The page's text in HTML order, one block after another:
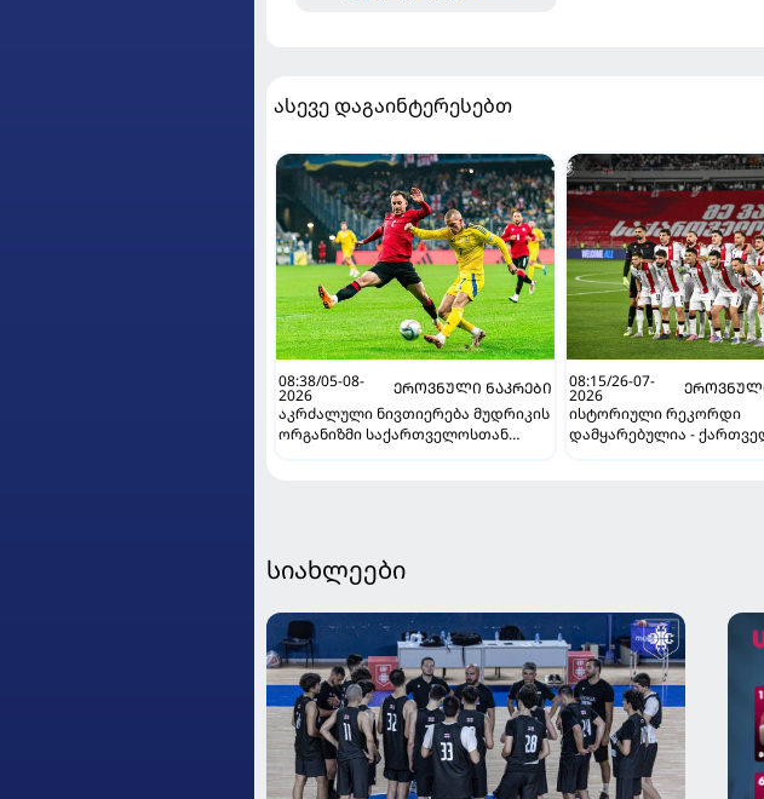
ასევე დაგაინტერესებთ
08:38/05-08-
2026
ᲔᲠᲝᲕᲜᲣᲚᲘ ᲜᲐᲙᲠᲔᲑᲘ
აკრძალული ნივთიერება მუდრიკის
ორგანიზმი საქართველოსთან
08:15/26-07-
2026
ისტორიული რეკორდი
დამყარებულია -
სიახლეები